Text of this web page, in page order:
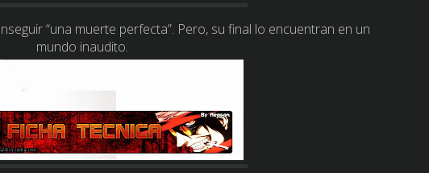
“una muerte perfecta”. Pero, su final lo encuentran en un
mundo inaudito.